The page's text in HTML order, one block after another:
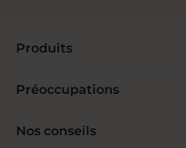
Produits
Préoccupations
Nos conseils